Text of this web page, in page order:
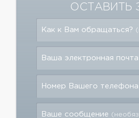
ОСТАВИТЬ
Как к Вам обращаться?
Ваша электронная почта
Номер Вашего телефона
Ваше сообщение